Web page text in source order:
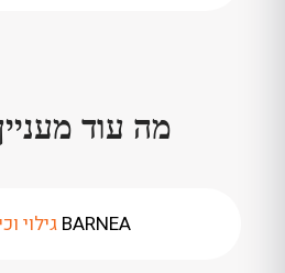
מה עוד
BARNEA גילוי